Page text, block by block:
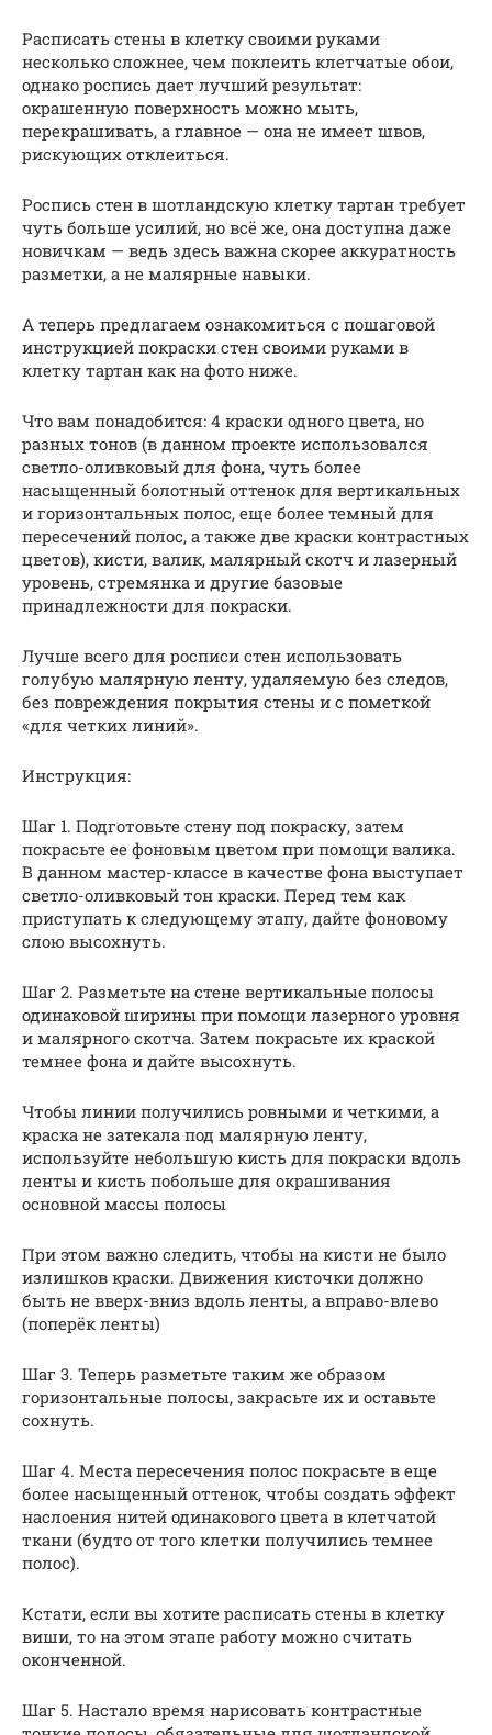
Расписать стены в клетку своими руками
несколько сложнее, чем поклеить клетчатые обои,
однако роспись дает лучший результат:
окрашенную поверхность можно мыть,
перекрашивать, а главное — она не имеет швов,
рискующих отклеиться.
Роспись стен в шотландскую клетку тартан требует
чуть больше усилий, но всё же, она доступна даже
новичкам — ведь здесь важна скорее аккуратность
разметки, а не малярные навыки.
А теперь предлагаем ознакомиться с пошаговой
инструкцией покраски стен своими руками в
клетку тартан как на фото ниже.
Что вам понадобится: 4 краски одного цвета, но
разных тонов (в данном проекте использовался
светло-оливковый для фона, чуть более
насыщенный болотный оттенок для вертикальных
и горизонтальных полос, еще более темный для
пересечений полос, а также две краски контрастных
цветов), кисти, валик, малярный скотч и лазерный
уровень, стремянка и другие базовые
принадлежности для покраски.
Лучше всего для росписи стен использовать
голубую малярную ленту, удаляемую без следов,
без повреждения покрытия стены и с пометкой
«для четких линий».
Инструкция:
Шаг 1. Подготовьте стену под покраску, затем
покрасьте ее фоновым цветом при помощи валика.
В данном мастер-классе в качестве фона выступает
светло-оливковый тон краски. Перед тем как
приступать к следующему этапу, дайте фоновому
слою высохнуть.
Шаг 2. Разметьте на стене вертикальные полосы
одинаковой ширины при помощи лазерного уровня
и малярного скотча. Затем покрасьте их краской
темнее фона и дайте высохнуть.
Чтобы линии получились ровными и четкими, а
краска не затекала под малярную ленту,
используйте небольшую кисть для покраски вдоль
ленты и кисть побольше для окрашивания
основной массы полосы
При этом важно следить, чтобы на кисти не было
излишков краски. Движения кисточки должно
быть не вверх-вниз вдоль ленты, а вправо-влево
(поперёк ленты)
Шаг 3. Теперь разметьте таким же образом
горизонтальные полосы, закрасьте их и оставьте
сохнуть.
Шаг 4. Места пересечения полос покрасьте в еще
более насыщенный оттенок, чтобы создать эффект
наслоения нитей одинакового цвета в клетчатой
ткани (будто от того клетки получились темнее
полос).
Кстати, если вы хотите расписать стены в клетку
виши, то на этом этапе работу можно считать
оконченной.
Шаг 5. Настало время нарисовать контрастные